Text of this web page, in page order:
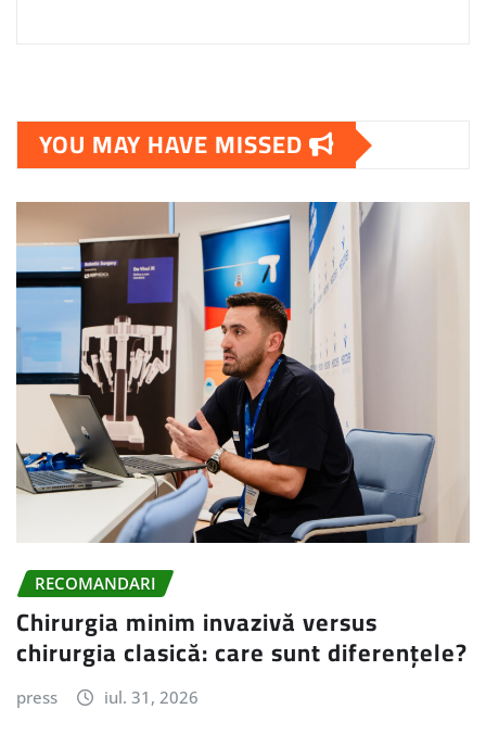
YOU MAY HAVE MISSED
RECOMANDARI
Chirurgia minim invazivă versus
chirurgia clasică: care sunt diferențele?
press iul. 31, 2026